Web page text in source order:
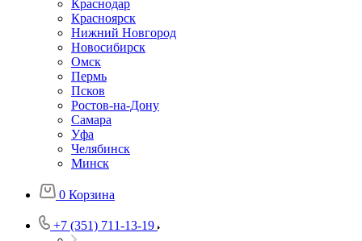
Краснодар
Красноярск
Нижний Новгород
Новосибирск
Омск
Пермь
Псков
Ростов-на-Дону
Самара
Уфа
Челябинск
Минск
0 Корзина
+7 (351) 711-13-19